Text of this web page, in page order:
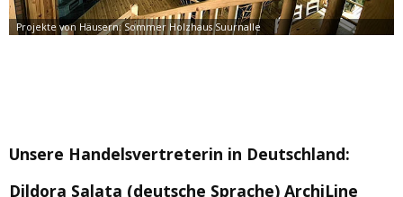
Unsere Handelsvertreterin in Deutschland:
Dildora Salata (deutsche Sprache) ArchiLine